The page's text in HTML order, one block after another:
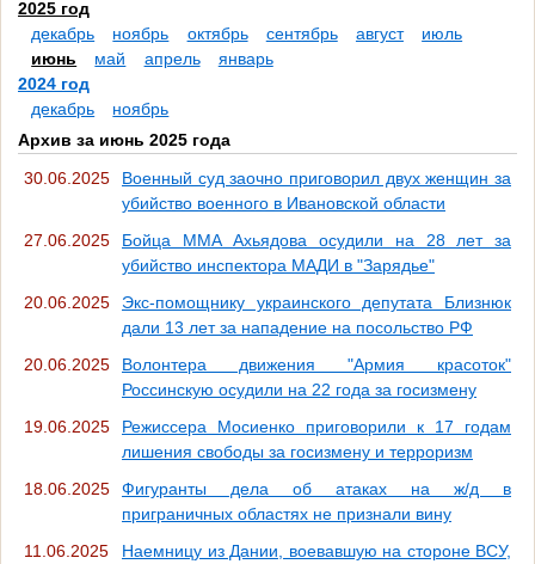
2025 год
декабрь
ноябрь октябрь сентябрь август
июль
июнь
май апрель
январь
2024 год
декабрь
ноябрь
Архив за июнь 2025 года
30.06.2025
Военный суд заочно приговорил двух женщин за
убийство военного в Ивановской области
27.06.2025
Бойца ММА Ахьядова осудили на 28 лет за
убийство инспектора МАДИ в "Зарядье"
20.06.2025
Экс-помощнику украинского депутата Близнюк
дали 13 лет за нападение на посольство РФ
20.06.2025
Волонтера движения "Армия красоток"
Россинскую осудили на 22 года за госизмену
19.06.2025
Режиссера Мосиенко приговорили к 17 годам
лишения свободы за госизмену и терроризм
18.06.2025
Фигуранты дела об атаках на ж/д в
приграничных областях не признали вину
11.06.2025
Наемницу из Дании, воевавшую на стороне ВСУ,